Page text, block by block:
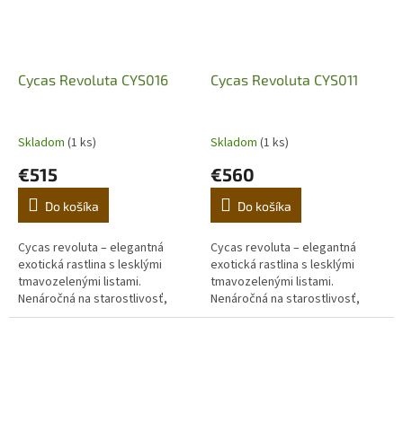
Cycas Revoluta CYS016
Skladom (1 ks)
€515
Do košíka
Cycas revoluta – elegantná
exotická rastlina s lesklými
tmavozelenými listami.
Nenáročná na starostlivosť,
ideálna do interiéru aj na terasu.
Cycas Revoluta CYS011
Skladom (1 ks)
€560
Do košíka
Cycas revoluta – elegantná
exotická rastlina s lesklými
tmavozelenými listami.
Nenáročná na starostlivosť,
ideálna do interiéru aj na terasu.